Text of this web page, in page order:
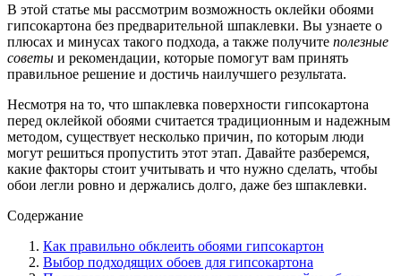
В этой статье мы рассмотрим возможность оклейки обоями
гипсокартона без предварительной шпаклевки. Вы узнаете о
плюсах и минусах такого подхода, а также получите полезные
советы и рекомендации, которые помогут вам принять
правильное решение и достичь наилучшего результата.
Несмотря на то, что шпаклевка поверхности гипсокартона
перед оклейкой обоями считается традиционным и надежным
методом, существует несколько причин, по которым люди
могут решиться пропустить этот этап. Давайте разберемся,
какие факторы стоит учитывать и что нужно сделать, чтобы
обои легли ровно и держались долго, даже без шпаклевки.
Содержание
Как правильно обклеить обоями гипсокартон
Выбор подходящих обоев для гипсокартона